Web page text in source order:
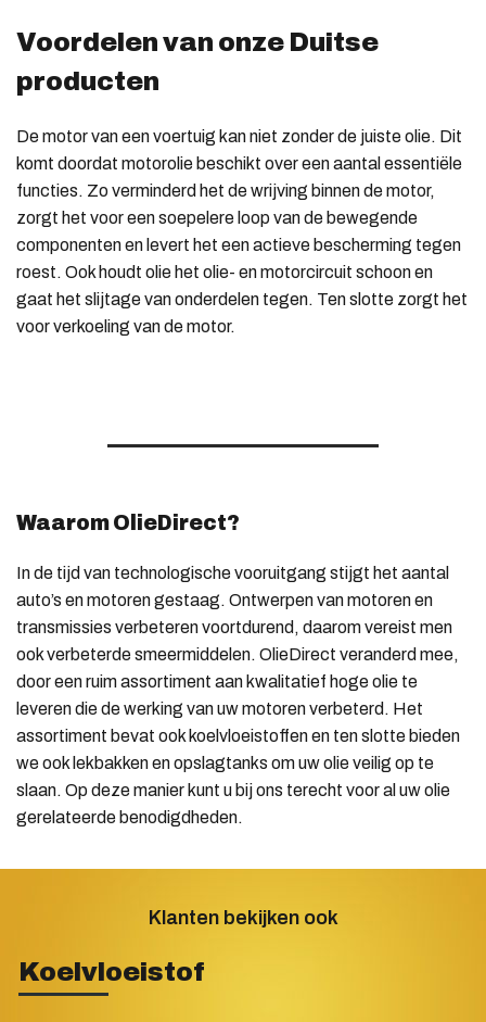
Voordelen van onze Duitse
producten
De motor van een voertuig kan niet zonder de juiste olie. Dit
komt doordat motorolie beschikt over een aantal essentiële
functies. Zo verminderd het de wrijving binnen de motor,
zorgt het voor een soepelere loop van de bewegende
componenten en levert het een actieve bescherming tegen
roest. Ook houdt olie het olie- en motorcircuit schoon en
gaat het slijtage van onderdelen tegen. Ten slotte zorgt het
voor verkoeling van de motor.
Waarom OlieDirect?
In de tijd van technologische vooruitgang stijgt het aantal
auto’s en motoren gestaag. Ontwerpen van motoren en
transmissies verbeteren voortdurend, daarom vereist men
ook verbeterde smeermiddelen. OlieDirect veranderd mee,
door een ruim assortiment aan kwalitatief hoge olie te
leveren die de werking van uw motoren verbeterd. Het
assortiment bevat ook koelvloeistoffen en ten slotte bieden
we ook lekbakken en opslagtanks om uw olie veilig op te
slaan. Op deze manier kunt u bij ons terecht voor al uw olie
gerelateerde benodigdheden.
Klanten bekijken ook
Koelvloeistof